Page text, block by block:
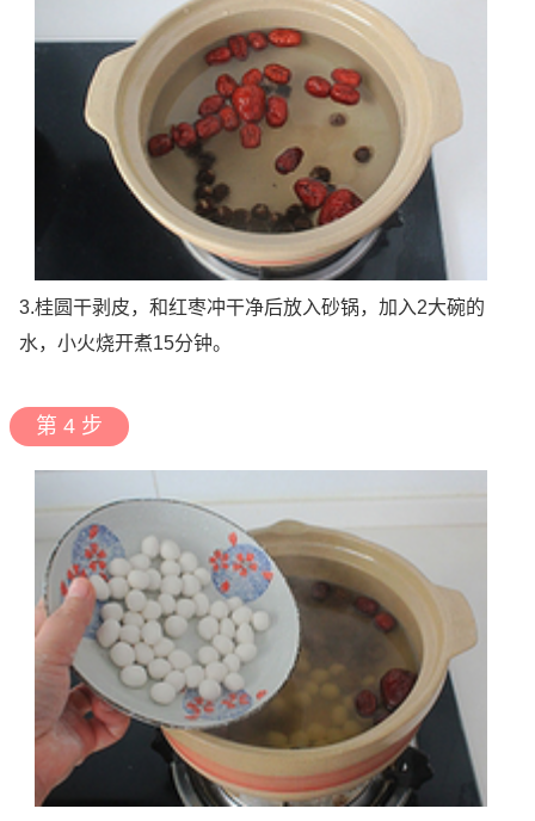
3.桂圆干剥皮，和红枣冲干净后放入砂锅，加入2大碗的
水，小火烧开煮15分钟。
第 4 步